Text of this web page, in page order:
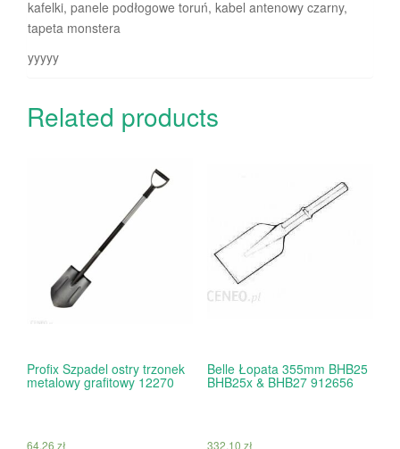
kafelki, panele podłogowe toruń, kabel antenowy czarny,
tapeta monstera
yyyyy
Related products
Profix Szpadel ostry trzonek
metalowy grafitowy 12270
64.26 zł
Belle Łopata 355mm BHB25
BHB25x & BHB27 912656
332.10 zł